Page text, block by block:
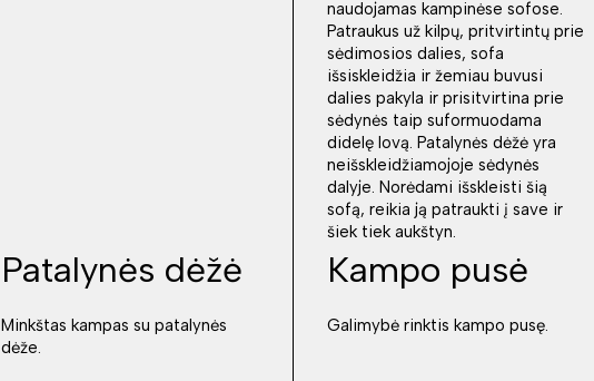
naudojamas kampinėse sofose.
Patraukus už kilpų, pritvirtintų prie
sėdimosios dalies, sofa
išsiskleidžia ir žemiau buvusi
dalies pakyla ir prisitvirtina prie
sėdynės taip suformuodama
didelę lovą. Patalynės dėžė yra
neišskleidžiamojoje sėdynės
dalyje. Norėdami išskleisti šią
sofą, reikia ją patraukti į save ir
šiek tiek aukštyn.
Patalynės dėžė
Minkštas kampas su patalynės
dėže.
Kampo pusė
Galimybė rinktis kampo pusę.